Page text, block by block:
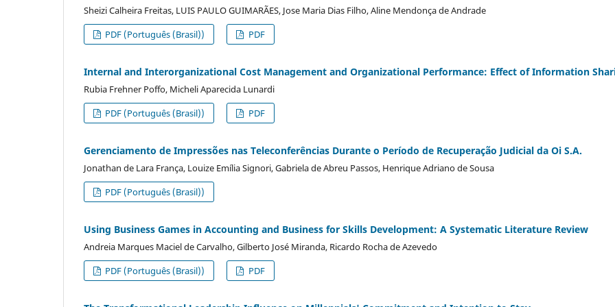
Sheizi Calheira Freitas, LUIS PAULO GUIMARÃES, Jose Maria Dias Filho, Aline Mendonça de Andrade
PDF (Português (Brasil))
PDF
Internal and Interorganizational Cost Management and Organizational Performance: Effect of Information
Rubia Frehner Poffo, Micheli Aparecida Lunardi
PDF (Português (Brasil))
PDF
Gerenciamento de Impressões nas Teleconferências Durante o Período de Recuperação Judicial da Oi S.A.
Jonathan de Lara França, Louize Emília Signori, Gabriela de Abreu Passos, Henrique Adriano de Sousa
PDF (Português (Brasil))
Using Business Games in Accounting and Business for Skills Development: A Systematic Literature Review
Andreia Marques Maciel de Carvalho, Gilberto José Miranda, Ricardo Rocha de Azevedo
PDF (Português (Brasil))
PDF